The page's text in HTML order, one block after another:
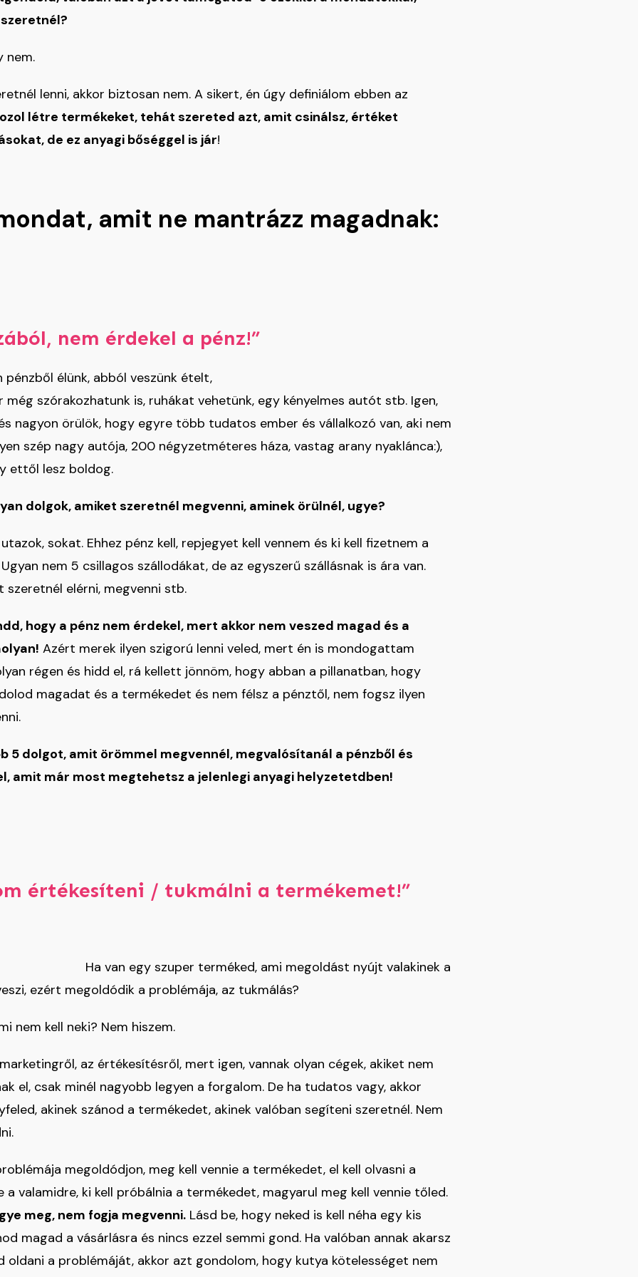
nem.
lenni, akkor biztosan nem. A sikert, én úgy definiálom ebben az
létre termékeket, tehát szereted azt, amit csinálsz, értéket
de ez anyagi bőséggel is jár!
amit ne mantrázz magadnak:
nem érdekel a pénz!”
élünk, abból veszünk ételt,
szórakozhatunk is, ruhákat vehetünk, egy kényelmes autót stb. Igen,
nagyon örülök, hogy egyre több tudatos ember és vállalkozó van, aki nem
szép nagy autója, 200 négyzetméteres háza, vastag arany nyaklánca:),
ettől lesz boldog.
dolgok, amiket szeretnél megvenni, aminek örülnél, ugye?
sokat. Ehhez pénz kell, repjegyet kell vennem és ki kell fizetnem a
nem 5 csillagos szállodákat, de az egyszerű szállásnak is ára van.
szeretnél elérni, megvenni stb.
hogy a pénz nem érdekel, mert akkor nem veszed magad és a
Azért merek ilyen szigorú lenni veled, mert én is mondogattam
régen és hidd el, rá kellett jönnöm, hogy abban a pillanatban, hogy
magadat és a termékedet és nem félsz a pénztől, nem fogsz ilyen
5 dolgot, amit örömmel megvennél, megvalósítanál a pénzből és
amit már most megtehetsz a jelenlegi anyagi helyzetetdben!
értékesíteni / tukmálni a termékemet!”
Ha van egy szuper terméked, ami megoldást nyújt valakinek a
ezért megoldódik a problémája, az tukmálás?
nem kell neki? Nem hiszem.
az értékesítésről, mert igen, vannak olyan cégek, akiket nem
el, csak minél nagyobb legyen a forgalom. De ha tudatos vagy, akkor
akinek szánod a termékedet, akinek valóban segíteni szeretnél. Nem
megoldódjon, meg kell vennie a termékedet, el kell olvasni a
a valamidre, ki kell próbálnia a termékedet, magyarul meg kell vennie tőled.
meg, nem fogja megvenni. Lásd be, hogy neked is kell néha egy kis
magad a vásárlásra és nincs ezzel semmi gond. Ha valóban annak akarsz
oldani a problémáját, akkor azt gondolom, hogy kutya kötelességet nem